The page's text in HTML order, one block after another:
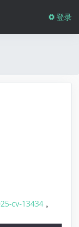
登录
cv-13434 。